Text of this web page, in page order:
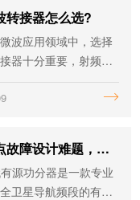
转接器怎么选?
波应用领域中，选择
器十分重要，射频微
选择关乎我们仪器的
否精准。
突破单点故障设计难题，智能有源功分器备受市场青睐！
源功分器是一款专业
卫星导航频段的有源